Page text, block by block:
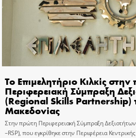
Το Επιμελητήριο Κιλκίς
Περιφερειακή Σύμπραξη
(Regional Skills Partnership)
Μακεδονίας
Στην πρώτη Περιφερειακή Σύμπραξη
–RSP), που εγκρίθηκε στην Περιφέρεια